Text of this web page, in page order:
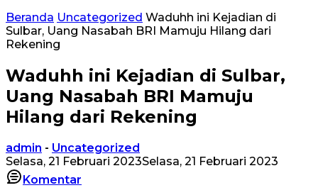
Beranda Uncategorized Waduhh ini Kejadian di
Sulbar, Uang Nasabah BRI Mamuju Hilang dari
Rekening
Waduhh ini Kejadian di Sulbar,
Uang Nasabah BRI Mamuju
Hilang dari Rekening
admin - Uncategorized
Selasa, 21 Februari 2023Selasa, 21 Februari 2023
Komentar